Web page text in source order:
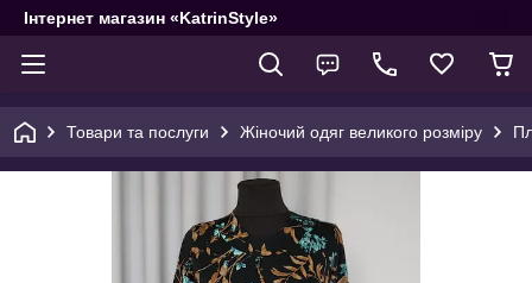
Інтернет магазин «KatrinStyle»
Товари та послуги Жіночий одяг великого розміру